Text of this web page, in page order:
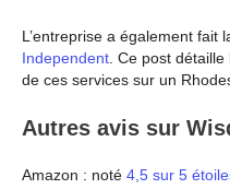
L’entreprise a également fait
Independent . Ce post
de ces services sur un
Autres avis sur
Amazon : noté 4,5 sur 5